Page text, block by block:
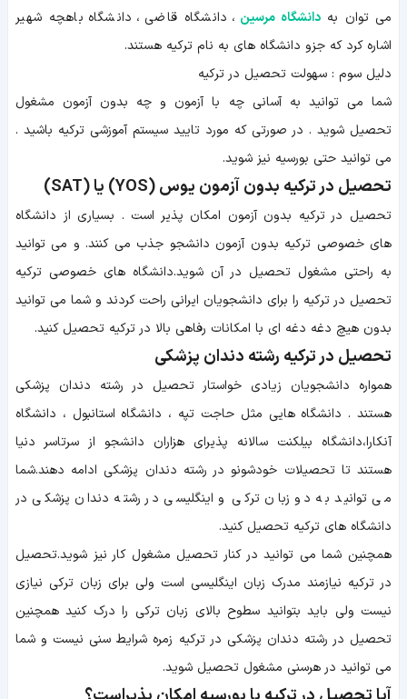
می توان بهدانشگاه مرسین ، دانشگاه قاضی ، دانشگاه باهچه شهیر
اشاره کرد که جزو دانشگاه های به نام ترکیه هستند.
دلیل سوم : سهولت تحصیل در ترکیه
شما می توانید به آسانی چه با آزمون و چه بدون آزمون مشغول
تحصیل شوید . در صورتی که مورد تایید سیستم آموزشی ترکیه باشید .
می توانید حتی بورسیه نیز شوید.
تحصیل در ترکیه بدون آزمون یوس (YOS) یا (SAT)
تحصیل در ترکیه بدون آزمون امکان پذیر است . بسیاری از دانشگاه
های خصوصی ترکیه بدون آزمون دانشجو جذب می کنند. و می توانید
به راحتی مشغول تحصیل در آن شوید.دانشگاه های خصوصی ترکیه
تحصیل در ترکیه را برای دانشجویان ایرانی راحت کردند و شما می توانید
بدون هیچ دغه دغه ای با امکانات رفاهی بالا در ترکیه تحصیل کنید.
تحصیل در ترکیه رشته دندان پزشکی
همواره دانشجویان زیادی خواستار تحصیل در رشته دندان پزشکی
هستند . دانشگاه هایی مثل حاجت تپه ، دانشگاه استانبول ، دانشگاه
آنکارا،دانشگاه بیلکنت سالانه پذیرای هزاران دانشجو از سرتاسر دنیا
هستند تا تحصیلات خودشونو در رشته دندان پزشکی ادامه دهند.شما
می توانید به دو زبان ترکی و اینگلیسی در رشته دندان پزشکی در
دانشگاه های ترکیه تحصیل کنید.
همچنین شما می توانید در کنار تحصیل مشغول کار نیز شوید.تحصیل
در ترکیه نیازمند مدرک زبان اینگلیسی است ولی برای زبان ترکی نیازی
نیست ولی باید بتوانید سطوح بالای زبان ترکی را درک کنید همچنین
تحصیل در رشته دندان پزشکی در ترکیه زمره شرایط سنی نیست و شما
می توانید در هرسنی مشغول تحصیل شوید.